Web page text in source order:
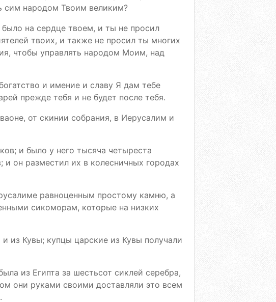
сим народом Твоим великим?
на сердце твоем, и ты не просил
твоих, и также не просил ты многих
чтобы управлять народом Моим, над
и имение и славу Я дам тебе
прежде тебя и не будет после тебя.
от скинии собрания, в Иерусалим и
и было у него тысяча четыреста
и он разместил их в колесничных городах
равноценным простому камню, а
сикоморам, которые на низких
из Кувы; купцы царские из Кувы получали
из Египта за шестьсот сиклей серебра,
они руками своими доставляли это всем